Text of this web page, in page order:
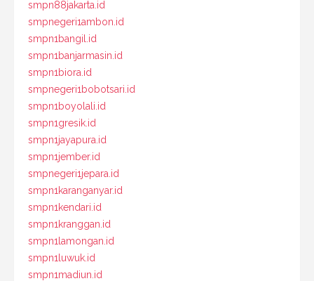
smpn88jakarta.id
smpnegeri1ambon.id
smpn1bangil.id
smpn1banjarmasin.id
smpn1biora.id
smpnegeri1bobotsari.id
smpn1boyolali.id
smpn1gresik.id
smpn1jayapura.id
smpn1jember.id
smpnegeri1jepara.id
smpn1karanganyar.id
smpn1kendari.id
smpn1kranggan.id
smpn1lamongan.id
smpn1luwuk.id
smpn1madiun.id